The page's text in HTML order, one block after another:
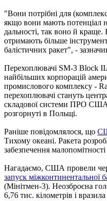
"Вони потрібні для
якщо вони мають потенціал
дальності, так воно й краще.
отримають більше
балістичних ракет", -
Перехоплювачі SM-3 Block
найбільших корпорацій
промислового комплексу -
перехоплювачі стануть
складової системи ПРО
розгорнуті в Польщі.
Раніше повідомлялося, що
Тихому океані. Ракета
забезпечення
Нагадаємо, США провели
запуск міжконтинентальної
(Мінітмен-3). Неозброєна
6,76 тис. кілометрів і